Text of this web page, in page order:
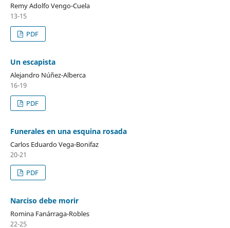
Remy Adolfo Vengo-Cuela
13-15
PDF
Un escapista
Alejandro Núñez-Alberca
16-19
PDF
Funerales en una esquina rosada
Carlos Eduardo Vega-Bonifaz
20-21
PDF
Narciso debe morir
Romina Fanárraga-Robles
22-25